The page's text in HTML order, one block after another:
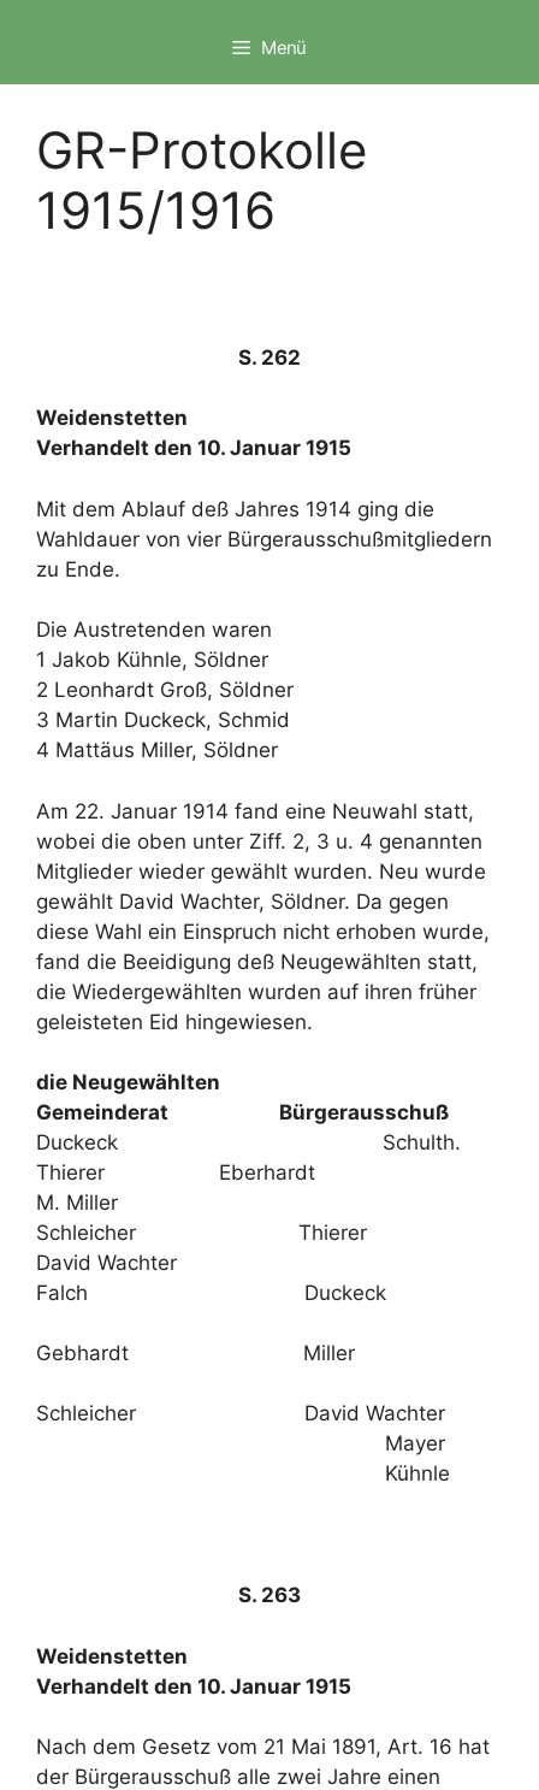
Menü
GR-Protokolle
1915/1916
S. 262
Weidenstetten
Verhandelt den 10. Januar 1915
Mit dem Ablauf deß Jahres 1914 ging die
Wahldauer von vier Bürgerausschußmitgliedern
zu Ende.
Die Austretenden waren
1 Jakob Kühnle, Söldner
2 Leonhardt Groß, Söldner
3 Martin Duckeck, Schmid
4 Mattäus Miller, Söldner
Am 22. Januar 1914 fand eine Neuwahl statt,
wobei die oben unter Ziff. 2, 3 u. 4 genannten
Mitglieder wieder gewählt wurden. Neu wurde
gewählt David Wachter, Söldner. Da gegen
diese Wahl ein Einspruch nicht erhoben wurde,
fand die Beeidigung deß Neugewählten statt,
die Wiedergewählten wurden auf ihren früher
geleisteten Eid hingewiesen.
die Neugewählten
Gemeinderat Bürgerausschuß
Duckeck Schulth.
Thierer Eberhardt
M. Miller
Schleicher Thierer
David Wachter
Falch Duckeck
Gebhardt Miller
Schleicher David Wachter
Mayer
Kühnle
S. 263
Weidenstetten
Verhandelt den 10. Januar 1915
Nach dem Gesetz vom 21 Mai 1891, Art. 16 hat
der Bürgerausschuß alle zwei Jahre einen